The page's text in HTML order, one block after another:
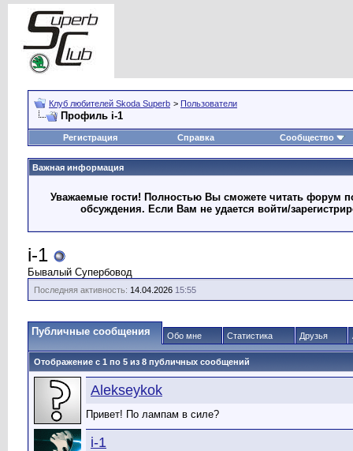
Клуб любителей Skoda Superb > Пользователи
Профиль i-1
Регистрация Справка Сообщество
Важная информация
Уважаемые гости! Полностью Вы сможете читать форум
обсуждения. Если Вам не удается войти/
i-1
Бывалый Супербовод
Последняя активность: 14.04.2026 15:55
Публичные сообщения Обо мне Статистика Друзья
Отображение с 1 по 5 из 8 публичных сообщений
Alekseykok
Привет! По лампам в силе?
i-1